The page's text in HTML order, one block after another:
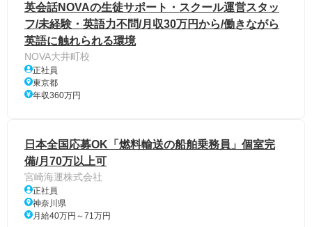
英会話NOVAの生徒サポート・スクール運営スタッ
フ/未経験・英語力不問/月収30万円から/働きながら
英語に触れられる環境
NOVA大井町校
正社員
東京都
年収360万円
日本全国応募OK「燃料輸送の船舶乗務員」個室完
備/月70万以上可
宮崎海運株式会社
正社員
神奈川県
月給40万円～71万円